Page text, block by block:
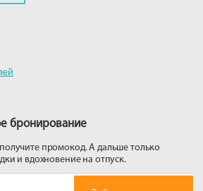
бронирование
промокод. А дальше только
и вдохновение на отпуск.